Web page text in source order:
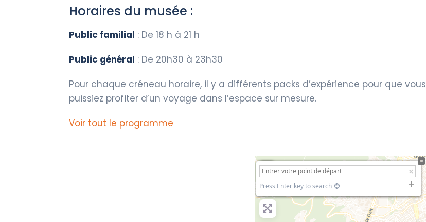
Horaires du musée :
Public familial : De 18 h à 21 h
Public général : De 20h30 à 23h30
Pour chaque créneau horaire, il y a différents packs d’expérience pour que vous
puissiez profiter d’un voyage dans l’espace sur mesure.
Voir tout le programme
+
−
Press Enter key to search